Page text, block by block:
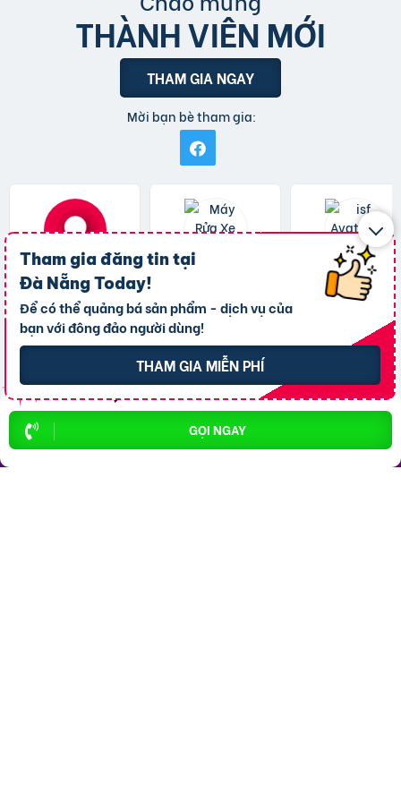
GỌI NGAY
Tham gia đăng tin tại
Đà Nẵng Today!
Để có thể quảng bá sản phẩm - dịch vụ của
bạn với đông đảo người dùng!
THAM GIA MIỄN PHÍ
THÀNH VIÊN MỚI
THAM GIA NGAY
Mời bạn bè tham gia:
Phuong Minh
31-07-2026
Xem trang Xem trang
sales isf
22-07-2026
Xem trang